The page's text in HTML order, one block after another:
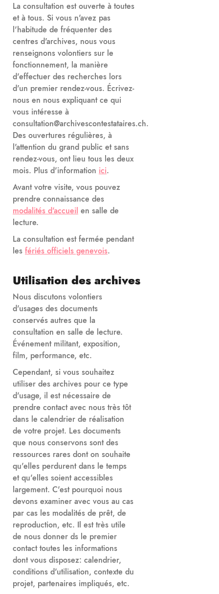
La consultation est ouverte à toutes
et à tous. Si vous n'avez pas
l'habitude de fréquenter des
centres d'archives, nous vous
renseignons volontiers sur le
fonctionnement, la manière
d'effectuer des recherches lors
d'un premier rendez-vous. Écrivez-
nous en nous expliquant ce qui
vous intéresse à
consultation@archivescontestataires.ch.
Des ouvertures régulières, à
l'attention du grand public et sans
rendez-vous, ont lieu tous les deux
mois. Plus d'information ici.
Avant votre visite, vous pouvez
prendre connaissance des
modalités d'accueil en salle de
lecture.
La consultation est fermée pendant
les fériés officiels genevois.
Utilisation des archives
Nous discutons volontiers
d'usages des documents
conservés autres que la
consultation en salle de lecture.
Événement militant, exposition,
film, performance, etc.
Cependant, si vous souhaitez
utiliser des archives pour ce type
d'usage, il est nécessaire de
prendre contact avec nous très tôt
dans le calendrier de réalisation
de votre projet. Les documents
que nous conservons sont des
ressources rares dont on souhaite
qu'elles perdurent dans le temps
et qu'elles soient accessibles
largement. C'est pourquoi nous
devons examiner avec vous au cas
par cas les modalités de prêt, de
reproduction, etc. Il est très utile
de nous donner ds le premier
contact toutes les informations
dont vous disposez: calendrier,
conditions d'utilisation, contexte du
projet, partenaires impliqués, etc.